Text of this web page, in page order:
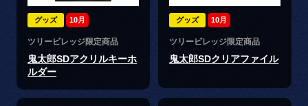
グッズ 10月
ツリービレッジ限定商品
鬼太郎SDアクリルキーホ
ルダー
グッズ 10月
ツリービレッジ限定商品
鬼太郎SDクリアファイル